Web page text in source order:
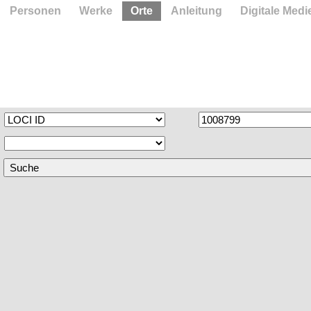
Personen Werke Orte Anleitung Digitale